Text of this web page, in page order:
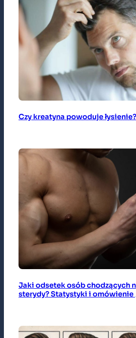
Czy kreatyna powoduje łysienie?
Jaki odsetek osób chodzących
sterydy? Statystyki i omówienie